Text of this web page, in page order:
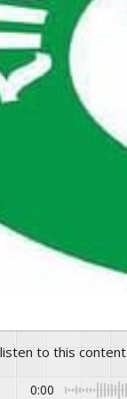
listen to this content
0:00